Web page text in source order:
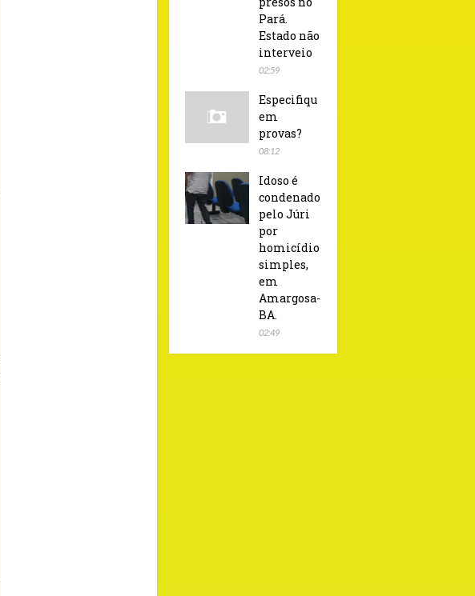
Pará.
Estado não
interveio
02:59
Especifiqu
em
provas?
08:12
Idoso é
condenado
pelo Júri
por
homicídio
simples,
em
Amargosa-
BA.
02:49